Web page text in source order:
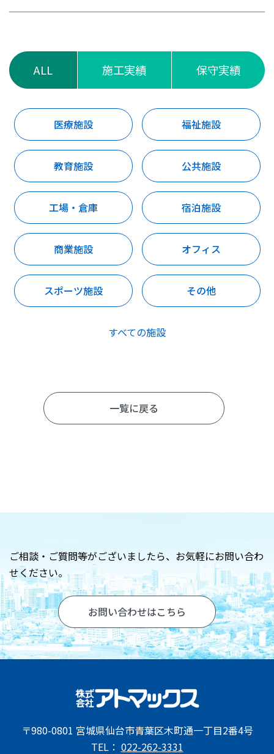
ALL 施工実績 保守実績
医療施設 福祉施設
教育施設 公共施設
工場・倉庫 宿泊施設
商業施設 オフィス
スポーツ施設 その他
すべての施設
一覧に戻る
お問い合わせ
ご相談・ご質問等がございましたら、 お気軽にお問い合わ
せください。
お問い合わせはこちら
〒980-0801 宮城県仙台市青葉区木町通一丁目2番4号
TEL： 022-262-3331